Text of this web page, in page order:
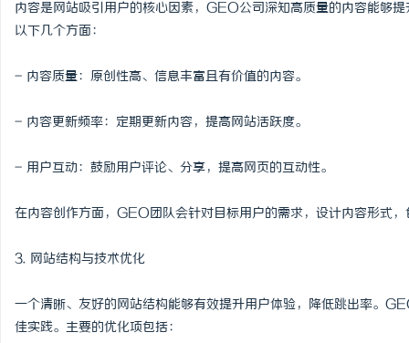
内容是网站吸引用户的核心因素，GEO公司深知高质量的内容能够
以下几个方面：
- 内容质量：原创性高、信息丰富且有价值的内容。
- 内容更新频率：定期更新内容，提高网站活跃度。
- 用户互动：鼓励用户评论、分享，提高网页的互动性。
在内容创作方面，GEO团队会针对目标用户的需求，设计内容形式
3. 网站结构与技术优化
一个清晰、友好的网站结构能够有效提升用户体验，降低跳出率。
佳实践。主要的优化项包括：